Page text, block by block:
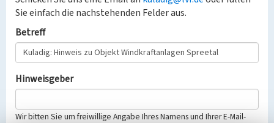
Sie einfach die nachstehenden Felder aus.
Betreff
Hinweisgeber
Wir bitten Sie um freiwillige Angabe Ihres Namens und Ihrer E-Mail-